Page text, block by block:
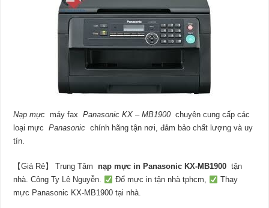
Nạp mực máy faxPanasonic KX–MB1900 chuyên cung cấp các
loại mựcPanasonic chính hãng tận nơi, đảm bảo chất lượng và uy
tín.
【Giá Rẻ】 Trung Tâmnạp mực in Panasonic KX-MB1900tận
nhà. Công Ty Lê Nguyễn.
Đổ mực in tận nhà tphcm,
Thay
mực Panasonic KX-MB1900 tại nhà.